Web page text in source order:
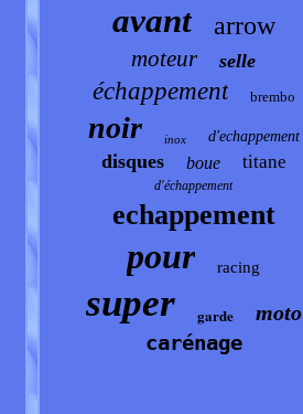
avant arrow
moteur selle
échappement brembo
noir inox d'echappement
disques boue titane
d'échappement
echappement
pour racing
super garde
moto
carénage